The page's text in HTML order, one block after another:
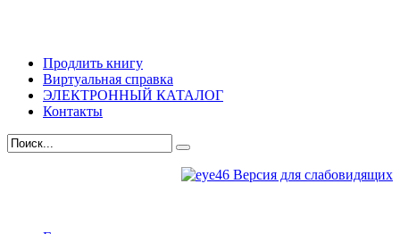
Продлить книгу
Виртуальная справка
ЭЛЕКТРОННЫЙ КАТАЛОГ
Контакты
Версия для слабовидящих